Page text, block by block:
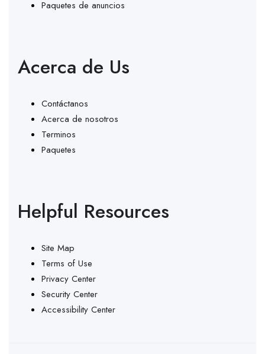
Paquetes de anuncios
Acerca de Us
Contáctanos
Acerca de nosotros
Terminos
Paquetes
Helpful Resources
Site Map
Terms of Use
Privacy Center
Security Center
Accessibility Center